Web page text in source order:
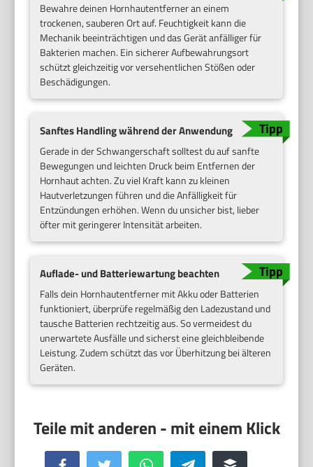
Bewahre deinen Hornhautentferner an einem
trockenen, sauberen Ort auf. Feuchtigkeit kann die
Mechanik beeinträchtigen und das Gerät anfälliger für
Bakterien machen. Ein sicherer Aufbewahrungsort
schützt gleichzeitig vor versehentlichen Stößen oder
Beschädigungen.
Sanftes Handling während der Anwendung
Gerade in der Schwangerschaft solltest du auf sanfte
Bewegungen und leichten Druck beim Entfernen der
Hornhaut achten. Zu viel Kraft kann zu kleinen
Hautverletzungen führen und die Anfälligkeit für
Entzündungen erhöhen. Wenn du unsicher bist, lieber
öfter mit geringerer Intensität arbeiten.
Auflade- und Batteriewartung beachten
Falls dein Hornhautentferner mit Akku oder Batterien
funktioniert, überprüfe regelmäßig den Ladezustand und
tausche Batterien rechtzeitig aus. So vermeidest du
unerwartete Ausfälle und sicherst eine gleichbleibende
Leistung. Zudem schützt das vor Überhitzung bei älteren
Geräten.
Facebook Twitter WhatsApp Telegram Buffer